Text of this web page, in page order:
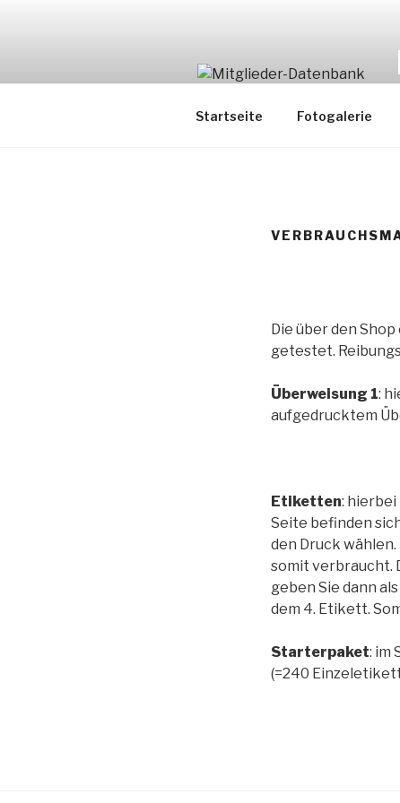
Startseite Fotogalerie
Die über den
getestet.
Überweisung 1:
aufgedrucktem
Etiketten:
Seite befinden
den Druck
somit verbraucht.
geben Sie dann
dem 4. Etikett.
Starterpaket: im
(=240